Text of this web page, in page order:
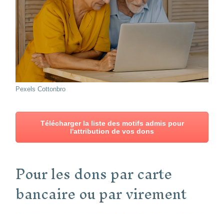
Pexels Cottonbro
Télécharger la liste des motifs admis pour
l'attribution de vos dons
Pour les dons par carte
bancaire ou par virement